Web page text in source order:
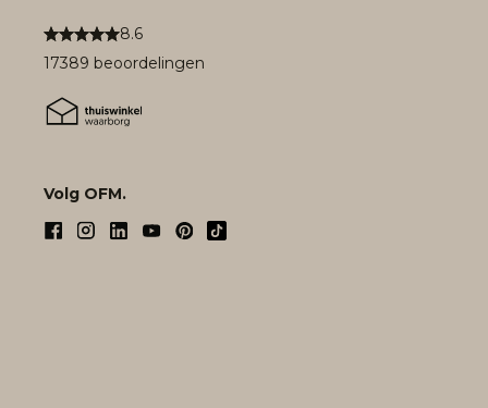
8.6
17389 beoordelingen
Volg OFM.